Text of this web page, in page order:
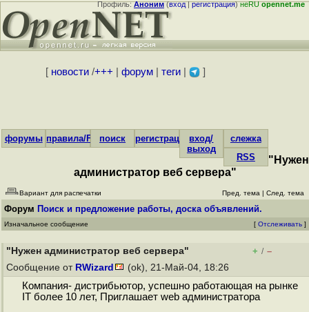
Профиль:Аноним(вход|регистрация)неRUopennet.me
[ новости/+++ форум| теги| ]
форумы правила/FAQпоиск регистрациявход/
выход
слежка
RSS
"Нужен
администратор веб сервера"
Вариант для распечатки Пред. тема | След. тема
Форум Поиск и предложение работы, доска объявлений.
Изначальное сообщение [ Отслеживать ]
"Нужен администратор веб сервера" + / –
Сообщение от RWizard (ok), 21-Май-04, 18:26
Компания- дистрибьютор, успешно работающая на рынке
IT более 10 лет, Приглашает web администратора